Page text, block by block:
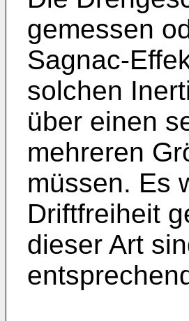
gemessen
Sagnac-
solchen
über einen
mehreren
müssen. Es
Driftfreiheit
dieser Art